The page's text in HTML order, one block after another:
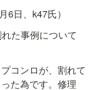
日、k47氏）
た事例について
コンロが、割れて
た為です。修理